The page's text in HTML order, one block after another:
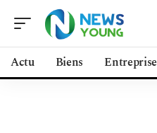
Actu Biens Entreprise